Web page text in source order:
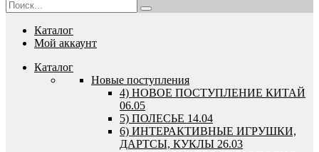
Каталог
Мой аккаунт
Каталог
Новые поступления
4) НОВОЕ ПОСТУПЛЕНИЕ КИТАЙ
06.05
5) ПОЛЕСЬЕ 14.04
6) ИНТЕРАКТИВНЫЕ ИГРУШКИ,
ДАРТСЫ, КУКЛЫ 26.03